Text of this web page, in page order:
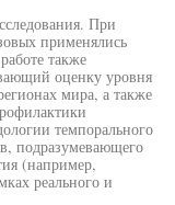
При
применялись
также
оценку уровня
мира, а также
темпорального
подразумевающего
(например,
реального и